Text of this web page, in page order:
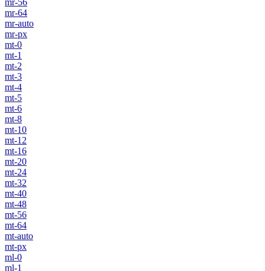
mr-64
mr-auto
mr-px
mt-0
mt-1
mt-2
mt-3
mt-4
mt-5
mt-6
mt-8
mt-10
mt-12
mt-16
mt-20
mt-24
mt-32
mt-40
mt-48
mt-56
mt-64
mt-auto
mt-px
ml-0
ml-1